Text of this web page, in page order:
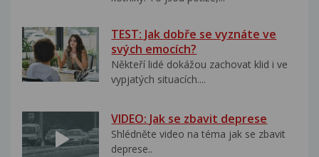
TEST: Jak dobře se vyznáte ve
svých emocích?
Někteří lidé dokážou zachovat klid i ve
vypjatých situacích....
VIDEO: Jak se zbavit deprese
Shlédněte video na téma jak se zbavit
deprese..